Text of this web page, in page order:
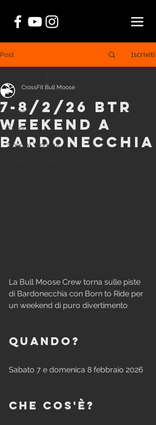
Post Iscriviti
Tutti i post
Articoli
Eventi
Special Workout
7-8/2/26 BTR
WEEKEND A
BARDONECCHIA
CrossFit Bull Moose
La Bull Moose Crew torna sulle piste
di Bardonecchia con Born to Ride per
un weekend di puro divertimento
Quando?
Sabato 7 e domenica 8 febbraio 2026
Che cos'è?